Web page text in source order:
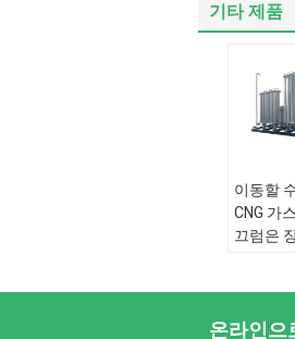
기타 제품
이동할
CNG 가
끄럼은
응용 프
온라인으